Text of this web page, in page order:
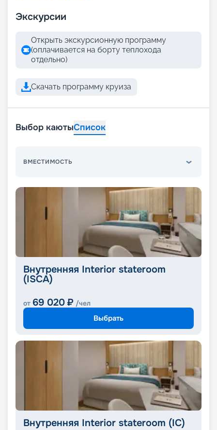
Экскурсии
Открыть экскурсионную программу
(оплачивается на борту теплохода
отдельно)
Скачать программу круиза
Выбор каютыСписок
ВМЕСТИМОСТЬ
Внутренняя Interior stateroom
(ISCA)
от 69 020 ₽ /чел
Выбрать
Внутренняя Interior stateroom (IC)